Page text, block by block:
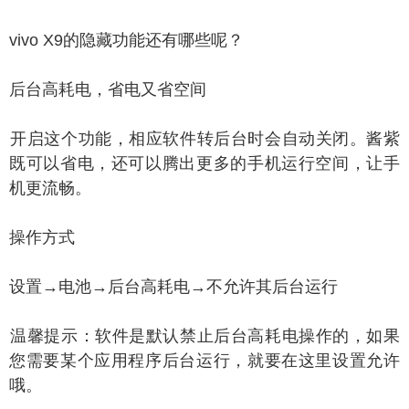
X9的隐藏功能还有哪些呢？
高耗电，省电又省空间
这个功能，相应软件转后台时会自动关闭。酱紫
既可以省电，还可以腾出更多的手机运行空间，让手
机更流畅。
方式
→电池→后台高耗电→不允许其后台运行
提示：软件是默认禁止后台高耗电操作的，如果
您需要某个应用程序后台运行，就要在这里设置允许
哦。